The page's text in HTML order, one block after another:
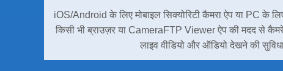
iOS/Android के लिए मोबाइल सिक्योरिटी कैमरा ऐप या PC के
किसी भी ब्राउज़र या CameraFTP Viewer ऐप की मदद से
लाइव वीडियो और ऑडियो देखने की